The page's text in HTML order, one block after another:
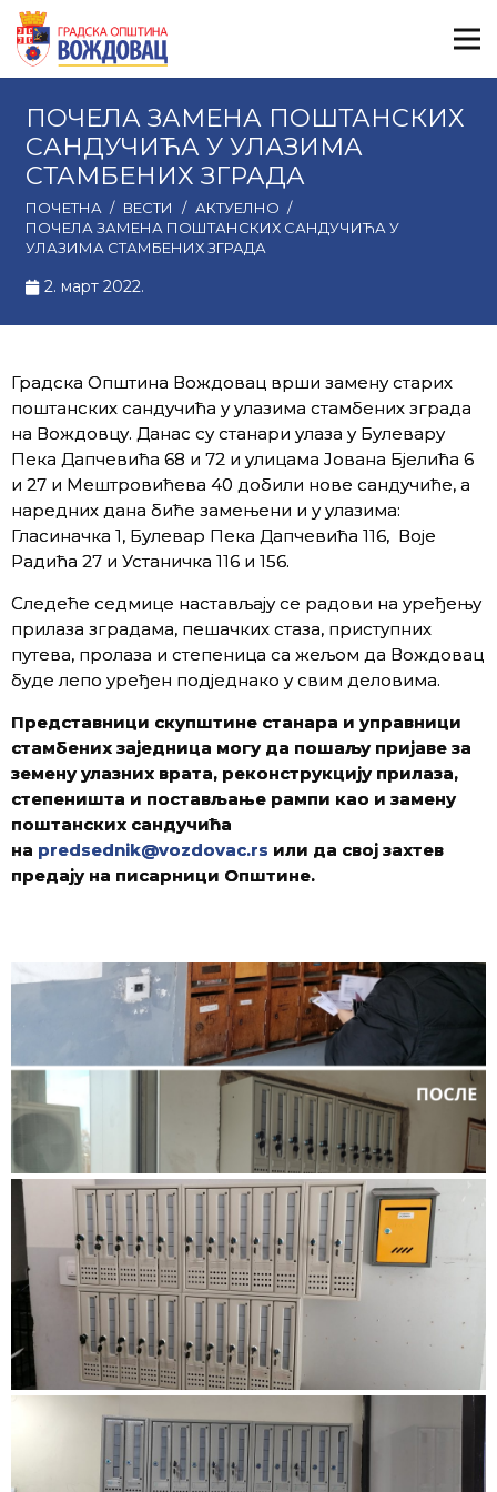
ПОЧЕЛА ЗАМЕНА ПОШТАНСКИХ
САНДУЧИЋА У УЛАЗИМА
СТАМБЕНИХ ЗГРАДА
ПОЧЕТНА / ВЕСТИ / АКТУЕЛНО /
ПОЧЕЛА ЗАМЕНА ПОШТАНСКИХ САНДУЧИЋА У
УЛАЗИМА СТАМБЕНИХ ЗГРАДА
2. март 2022.
Градска Општина Вождовац врши замену старих
поштанских сандучића у улазима стамбених зграда
на Вождовцу. Данас су станари улаза у Булевару
Пека Дапчевића 68 и 72 и улицама Јована Бјелића 6
и 27 и Мештровићева 40 добили нове сандучиће, а
наредних дана биће замењени и у улазима:
Гласиначка 1, Булевар Пека Дапчевића 116, Воје
Радића 27 и Устаничка 116 и 156.
Следеће седмице настављају се радови на уређењу
прилаза зградама, пешачких стаза, приступних
путева, пролаза и степеница са жељом да Вождовац
буде лепо уређен подједнако у свим деловима.
Представници скупштине станара и управници
стамбених заједница могу да пошаљу пријаве за
земену улазних врата, реконструкцију прилаза,
степеништа и постављање рампи као и замену
поштанских сандучића
на predsednik@vozdovac.rs или да свој захтев
предају на писарници Општине.